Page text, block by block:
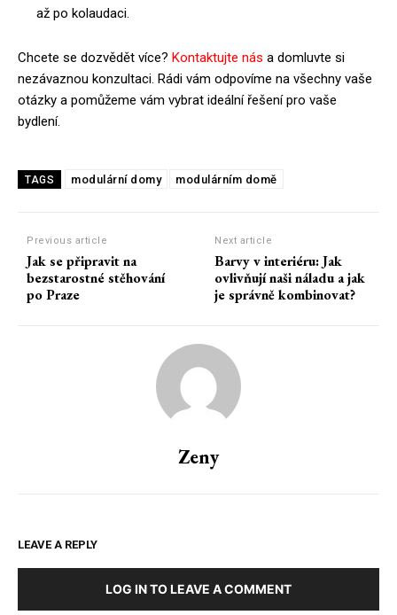
až po kolaudaci.
Chcete se dozvědět více? Kontaktujte nás a domluvte si
nezávaznou konzultaci. Rádi vám odpovíme na všechny vaše
otázky a pomůžeme vám vybrat ideální řešení pro vaše
bydlení.
TAGS modulární domy modulárním domě
Previous article
Jak se připravit na
bezstarostné stěhování
po Praze
Next article
Barvy v interiéru: Jak
ovlivňují naši náladu a jak
je správně kombinovat?
Zeny
LEAVE A REPLY
LOG IN TO LEAVE A COMMENT